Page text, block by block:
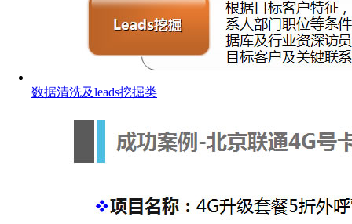
数据清洗及leads挖掘类